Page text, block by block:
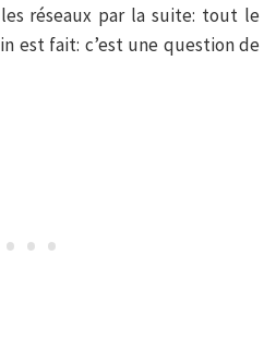
réseaux par la suite: tout le
est fait: c’est une question de